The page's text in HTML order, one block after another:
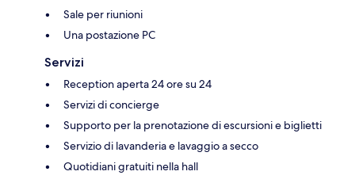
Sale per riunioni
Una postazione PC
Servizi
Reception aperta 24 ore su 24
Servizi di concierge
Supporto per la prenotazione di escursioni e biglietti
Servizio di lavanderia e lavaggio a secco
Quotidiani gratuiti nella hall